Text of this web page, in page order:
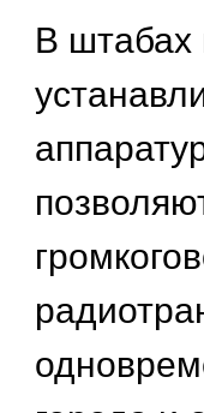
В штабах